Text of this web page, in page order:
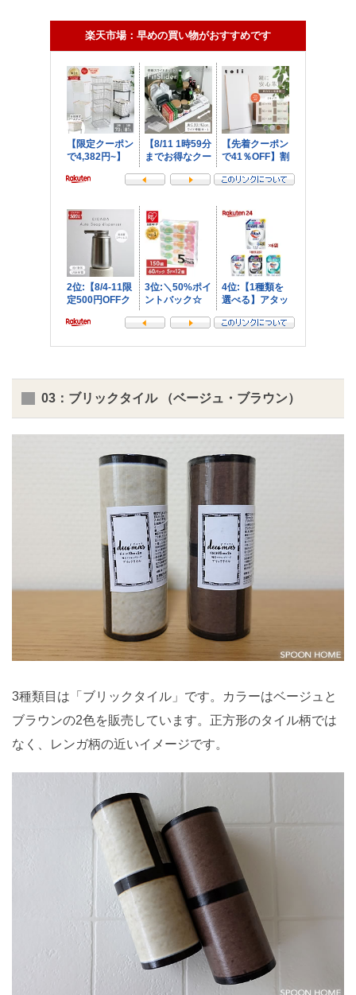
楽天市場：早めの買い物がおすすめです
03：ブリックタイル （ベージュ・ブラウン）
3種類目は「ブリックタイル」です。カラーはベージュと
ブラウンの2色を販売しています。正方形のタイル柄では
なく、レンガ柄の近いイメージです。